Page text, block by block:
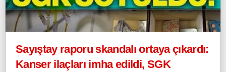
Sayıştay raporu skandalı ortaya çıkardı:
Kanser ilaçları imha edildi, SGK